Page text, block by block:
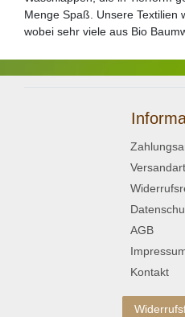
Menge Spaß. Unsere Textilien
wobei sehr viele aus Bio
AGB
Kontakt